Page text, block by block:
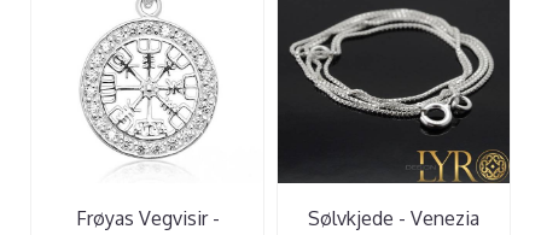
Frøyas Vegvisir -
Sølvkjede - Venezia